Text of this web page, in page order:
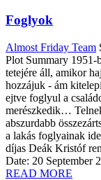
Foglyok
Almost Friday Team
Plot Summary 1951-
tetejére áll, amikor
hozzájuk - ám
ejtve foglyul a
merészkedik…
abszurdabb
a lakás foglyainak
díjas Deák Kristóf
Date: 20 September
READ MORE